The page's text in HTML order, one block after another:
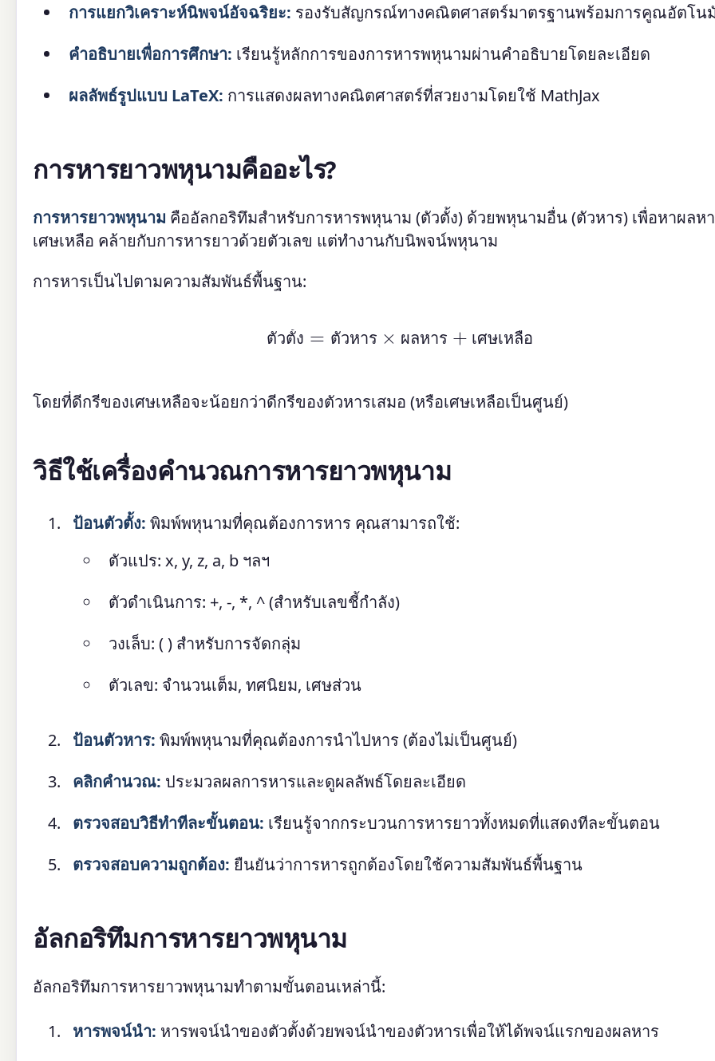
การแยกวิเคราะห์นิพจน์อัจฉริยะ: รองรับสัญกรณ์ทางคณิตศาสตร์มาตรฐานพร้อมการคูณอัตโน
คำอธิบายเพื่อการศึกษา: เรียนรู้หลักการของการหารพหุนามผ่านคำอธิบายโดยละเอียด
ผลลัพธ์รูปแบบ LaTeX: การแสดงผลทางคณิตศาสตร์ที่สวยงามโดยใช้ MathJax
การหารยาวพหุนามคืออะไร?
การหารยาวพหุนาม คืออัลกอริทึมสำหรับการหารพหุนาม (ตัวตั้ง) ด้วยพหุนามอื่น (ตัวหาร) เพื่อหาผลห
เศษเหลือ คล้ายกับการหารยาวด้วยตัวเลข แต่ทำงานกับนิพจน์พหุนาม
การหารเป็นไปตามความสัมพันธ์พื้นฐาน:
ต ว ต ง ต ว ห า ร ผ ล ห า ร เ ศ ษ เ ห ล อ
ตัวตั้ง=ตัวหาร×ผลหาร +
เศษเหลือ
โดยที่ดีกรีของเศษเหลือจะน้อยกว่าดีกรีของตัวหารเสมอ (หรือเศษเหลือเป็นศูนย์)
วิธีใช้เครื่องคำนวณการหารยาวพหุนาม
ป้อนตัวตั้ง: พิมพ์พหุนามที่คุณต้องการหาร คุณสามารถใช้:
ตัวแปร: x, y, z, a, b ฯลฯ
ตัวดำเนินการ: +, -, *, ^ (สำหรับเลขชี้กำลัง)
วงเล็บ: ( ) สำหรับการจัดกลุ่ม
ตัวเลข: จำนวนเต็ม, ทศนิยม, เศษส่วน
ป้อนตัวหาร: พิมพ์พหุนามที่คุณต้องการนำไปหาร (ต้องไม่เป็นศูนย์)
คลิกคำนวณ: ประมวลผลการหารและดูผลลัพธ์โดยละเอียด
ตรวจสอบวิธีทำทีละขั้นตอน: เรียนรู้จากกระบวนการหารยาวทั้งหมดที่แสดงทีละขั้นตอน
ตรวจสอบความถูกต้อง: ยืนยันว่าการหารถูกต้องโดยใช้ความสัมพันธ์พื้นฐาน
อัลกอริทึมการหารยาวพหุนาม
อัลกอริทึมการหารยาวพหุนามทำตามขั้นตอนเหล่านี้:
หารพจน์นำ: หารพจน์นำของตัวตั้งด้วยพจน์นำของตัวหารเพื่อให้ได้พจน์แรกของผลหาร